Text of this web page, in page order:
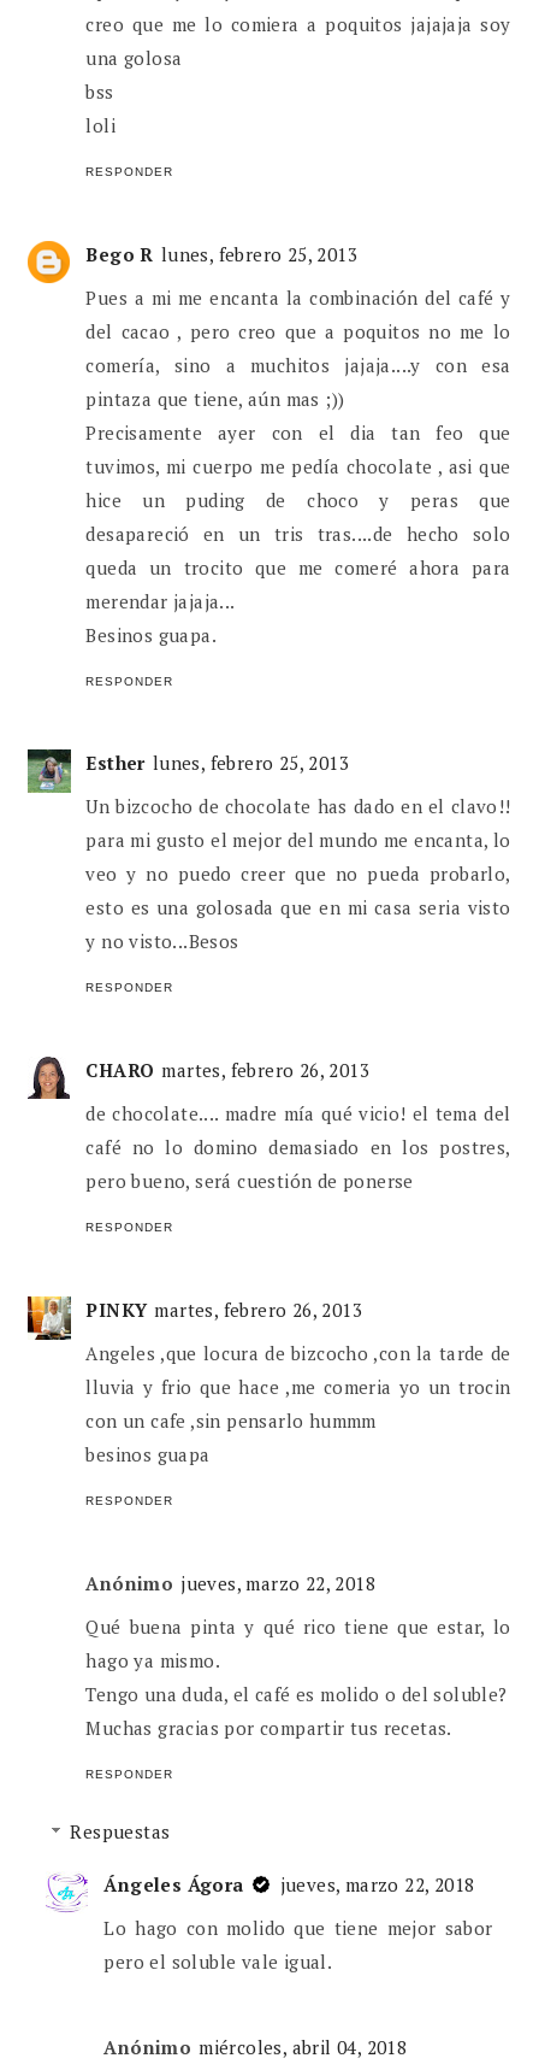
creo que me lo comiera a poquitos jajajaja soy
una golosa
bss
loli
RESPONDER
Bego R lunes, febrero 25, 2013
Pues a mi me encanta la combinación del café y
del cacao , pero creo que a poquitos no me lo
comería, sino a muchitos jajaja....y con esa
pintaza que tiene, aún mas ;))
Precisamente ayer con el dia tan feo que
tuvimos, mi cuerpo me pedía chocolate , asi que
hice un puding de choco y peras que
desapareció en un tris tras....de hecho solo
queda un trocito que me comeré ahora para
merendar jajaja...
Besinos guapa.
RESPONDER
Esther lunes, febrero 25, 2013
Un bizcocho de chocolate has dado en el clavo!!
para mi gusto el mejor del mundo me encanta, lo
veo y no puedo creer que no pueda probarlo,
esto es una golosada que en mi casa seria visto
y no visto...Besos
RESPONDER
CHARO martes, febrero 26, 2013
de chocolate.... madre mía qué vicio! el tema del
café no lo domino demasiado en los postres,
pero bueno, será cuestión de ponerse
RESPONDER
PINKY martes, febrero 26, 2013
Angeles ,que locura de bizcocho ,con la tarde de
lluvia y frio que hace ,me comeria yo un trocin
con un cafe ,sin pensarlo hummm
besinos guapa
RESPONDER
Anónimo jueves, marzo 22, 2018
Qué buena pinta y qué rico tiene que estar, lo
hago ya mismo.
Tengo una duda, el café es molido o del soluble?
Muchas gracias por compartir tus recetas.
RESPONDER
Respuestas
Ángeles Ágora
jueves, marzo 22, 2018
Lo hago con molido que tiene mejor sabor
pero el soluble vale igual.
Anónimo miércoles, abril 04, 2018